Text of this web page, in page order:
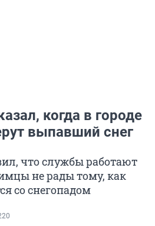
когда в городе
выпавший снег
что службы работают
не рады тому, как
со снегопадом